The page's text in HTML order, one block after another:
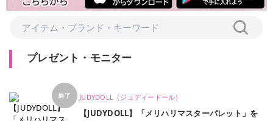
プレゼント・モニター
終了 JUDYDOLL（ジュディードール）
【JUDYDOLL】「メリハリマスターパレット」を